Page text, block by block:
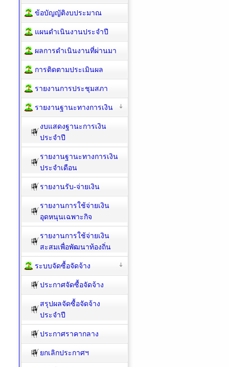
ข้อบัญญัติงบประมาณ
แผนดำเนินงานประจำปี
ผลการดำเนินงานที่ผ่านมา
การติดตามประเมินผล
รายงานการประชุมสภา
รายงานฐานะทางการเงิน
งบแสดงฐานะการเงิน
ประจำปี
รายงานฐานะทางการเงิน
ประจำเดือน
รายงานรับ-จ่ายเงิน
รายงานการใช้จ่ายเงิน
อุดหนุนเฉพาะกิจ
รายงานการใช้จ่ายเงิน
สะสมเพื่อพัฒนาท้องถิ่น
ระบบจัดซื้อจัดจ้าง
ประกาศจัดซื้อจัดจ้าง
สรุปผลจัดซื้อจัดจ้าง
ประจำปี
ประกาศราคากลาง
ยกเลิกประกาศฯ